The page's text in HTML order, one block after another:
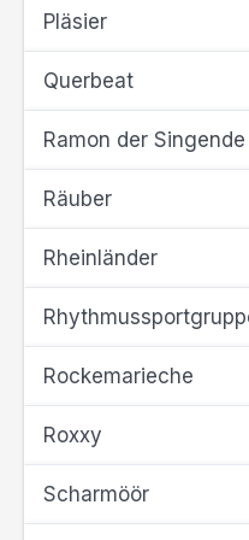
Pläsier
Querbeat
Ramon der
Räuber
Rheinländer
Rockemarieche
Roxxy
Scharmöör